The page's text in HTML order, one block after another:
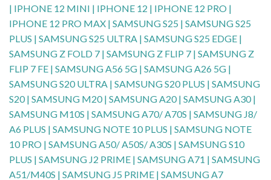
| IPHONE 12 MINI | IPHONE 12 | IPHONE 12 PRO |
IPHONE 12 PRO MAX | SAMSUNG S25 | SAMSUNG S25
PLUS | SAMSUNG S25 ULTRA | SAMSUNG S25 EDGE |
SAMSUNG Z FOLD 7 | SAMSUNG Z FLIP 7 | SAMSUNG Z
FLIP 7 FE | SAMSUNG A56 5G | SAMSUNG A26 5G |
SAMSUNG S20 ULTRA | SAMSUNG S20 PLUS | SAMSUNG
S20 | SAMSUNG M20 | SAMSUNG A20 | SAMSUNG A30 |
SAMSUNG M10S | SAMSUNG A70/ A70S | SAMSUNG J8/
A6 PLUS | SAMSUNG NOTE 10 PLUS | SAMSUNG NOTE
10 PRO | SAMSUNG A50/ A50S/ A30S | SAMSUNG S10
PLUS | SAMSUNG J2 PRIME | SAMSUNG A71 | SAMSUNG
A51/M40S | SAMSUNG J5 PRIME | SAMSUNG A7